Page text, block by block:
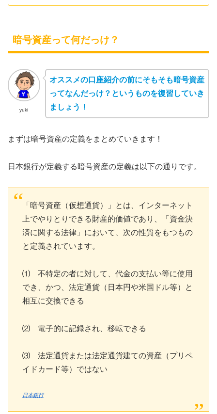
暗号資産って何だっけ？
yuki
オススメの口座紹介の前にそもそも暗号資産
ってなんだっけ？というものを復習していき
ましょう！
まずは暗号資産の定義をまとめていきます！
日本銀行が定義する暗号資産の定義は以下の通りです。
「暗号資産（仮想通貨）」とは、インターネット
上でやりとりできる財産的価値であり、「資金決
済に関する法律」において、次の性質をもつもの
と定義されています。
⑴ 不特定の者に対して、代金の支払い等に使用
でき、かつ、法定通貨（日本円や米国ドル等）と
相互に交換できる
⑵ 電子的に記録され、移転できる
⑶ 法定通貨または法定通貨建ての資産（プリペ
イドカード等）ではない
日本銀行